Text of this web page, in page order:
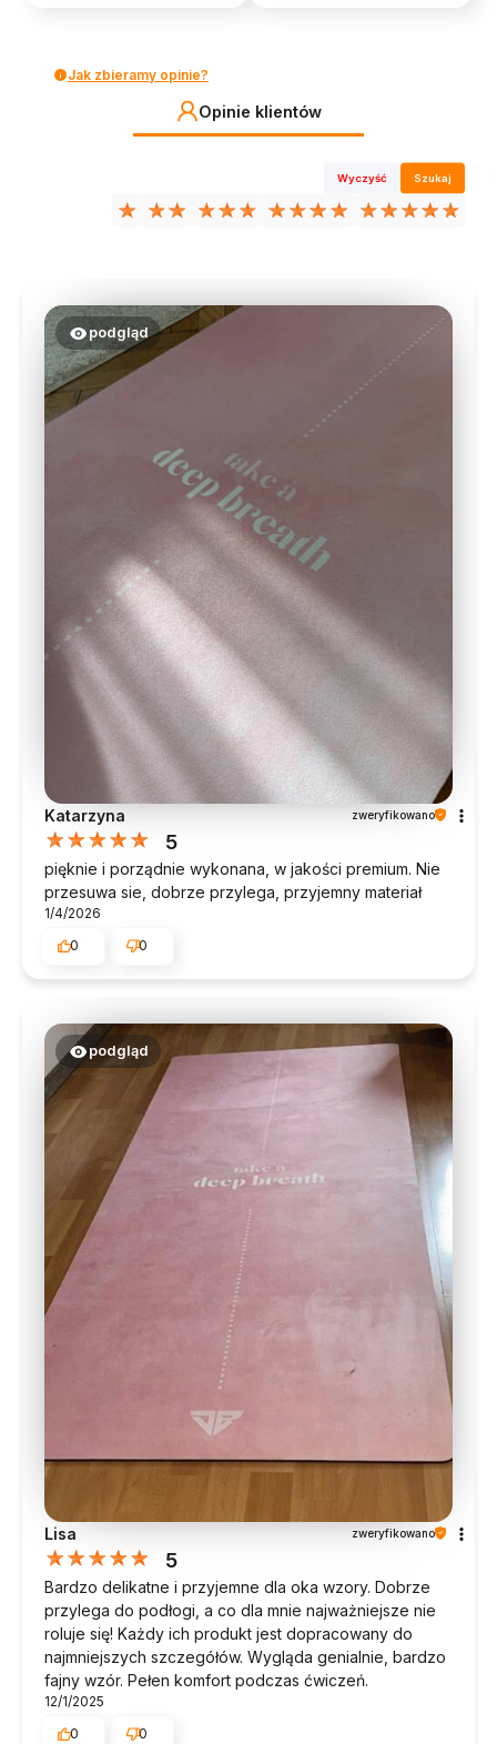
Jak zbieramy opinie?
Opinie klientów
Wyczyść Szukaj
podgląd
Katarzyna zweryfikowano
5
pięknie i porządnie wykonana, w jakości premium. Nie
przesuwa sie, dobrze przylega, przyjemny materiał
1/4/2026
0
0
podgląd
Lisa zweryfikowano
5
Bardzo delikatne i przyjemne dla oka wzory. Dobrze
przylega do podłogi, a co dla mnie najważniejsze nie
roluje się! Każdy ich produkt jest dopracowany do
najmniejszych szczegółów. Wygląda genialnie, bardzo
fajny wzór. Pełen komfort podczas ćwiczeń.
12/1/2025
0
0